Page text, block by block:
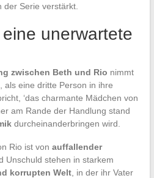
Serie verstärkt.
unerwartete
zwischen Beth und Rio nimmt
als eine dritte Person in ihre
‘das charmante Mädchen von
am Rande der Handlung stand
durcheinanderbringen wird.
Rio ist von auffallender
Unschuld stehen in starkem
korrupten Welt, in der ihr Vater